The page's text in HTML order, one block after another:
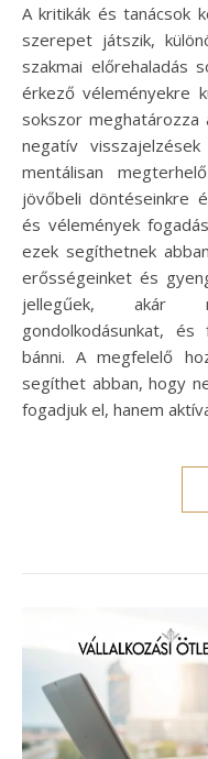
A kritikák és tanácsok kezelése mindenki életében fontos
szerepet játszik,
szakmai előrehaladás
érkező véleményekre
sokszor
negatív
mentálisan
jövőbeli döntéseinkre
és vélemények
ezek segíthetnek
erősségeinket és
jellegűek, akár
gondolkodásunkat,
bánni. A megfelelő
segíthet abban, hogy
fogadjuk el, hanem